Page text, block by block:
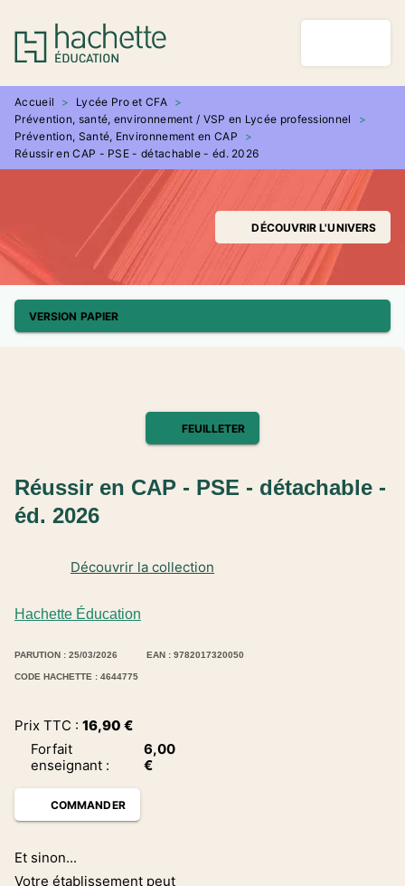
MENU RECHERCHE
PIED DE PAGE
Accueil > Lycée Pro et CFA >
Prévention, santé, environnement / VSP en Lycée professionnel
>
Prévention, Santé, Environnement en CAP
>
Réussir en CAP - PSE - détachable - éd. 2026
DÉCOUVRIR L'UNIVERS
VERSION PAPIER
FEUILLETER
Hachette Éducation
Découvrir la collection
Réussir en CAP - PSE - détachable -
éd. 2026
PARUTION : 25/03/2026 EAN : 9782017320050
CODE HACHETTE : 4644775
Prix TTC : 16,90 €
Forfait
enseignant :
6,00
€
COMMANDER
Et sinon...
Votre établissement peut